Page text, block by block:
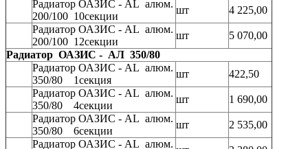
Радиатор ОАЗИС - AL алюм.
200/100 10секции
шт
4 225,00
Радиатор ОАЗИС - AL алюм.
200/100 12секции
шт
5 070,00
Радиатор ОАЗИС - АЛ 350/80
Радиатор ОАЗИС - AL алюм.
350/80 1секция
шт
422,50
Радиатор ОАЗИС - AL алюм.
350/80 4секции
шт
1 690,00
Радиатор ОАЗИС - AL алюм.
350/80 6секции
шт
2 535,00
Радиатор ОАЗИС - AL алюм.